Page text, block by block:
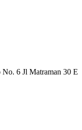
6 Jl Matraman 30 E